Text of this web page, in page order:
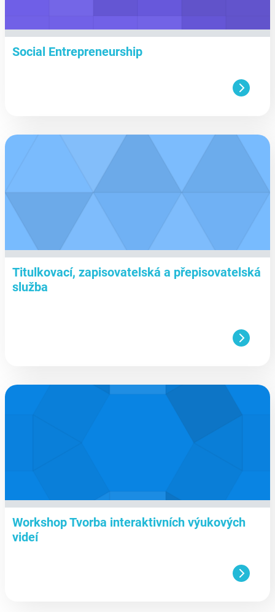
Social Entrepreneurship
aa
Titulkovací, zapisovatelská a přepisovatelská
služba
aa
Workshop Tvorba interaktivních výukových
videí